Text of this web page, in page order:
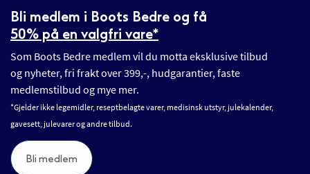
Bli medlem i Boots Bedre og få
50% på en valgfri vare*
Som Boots Bedre medlem vil du motta eksklusive tilbud
og nyheter, fri frakt over 399,-, hudgarantier, faste
medlemstilbud og mye mer.
*Gjelder ikke legemidler, reseptbelagte varer, medisinsk utstyr, julekalender,
gavesett, julevarer og andre tilbud.
Bli medlem